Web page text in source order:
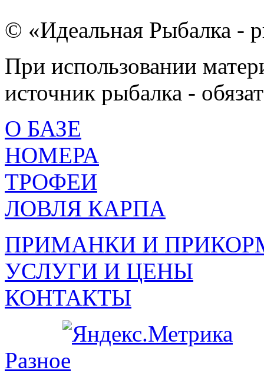
© «Идеальная Рыбалка -
При использовании
источник рыбалка -
О БАЗЕ
НОМЕРА
ТРОФЕИ
ЛОВЛЯ КАРПА
ПРИМАНКИ И
УСЛУГИ И ЦЕНЫ
КОНТАКТЫ
Разное